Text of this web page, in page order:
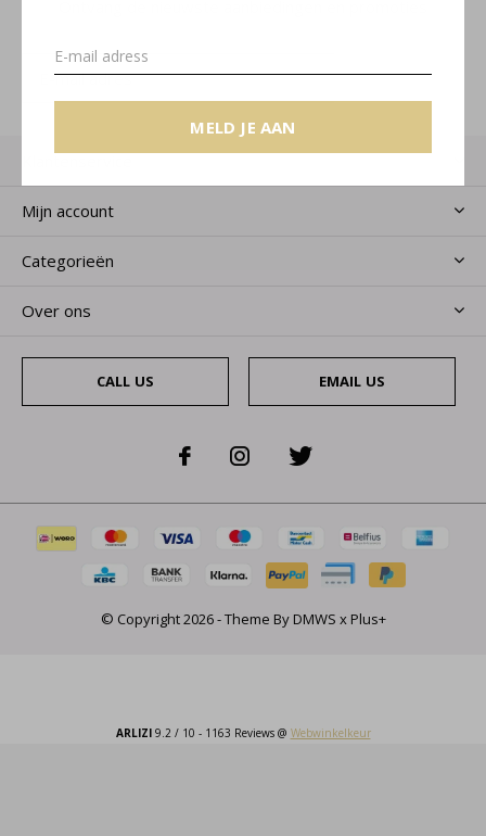
MELD JE AAN
MELD JE AAN
Klantenservice
Mijn account
Categorieën
Over ons
CALL US EMAIL US
© Copyright2026- Theme ByDMWS x Plus+
ARLIZI9.2 / 10 - 1163 Reviews @ Webwinkelkeur